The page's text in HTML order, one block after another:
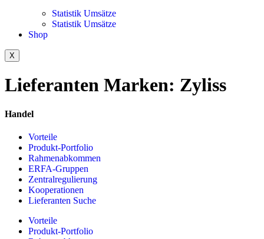
Statistik Umsätze
Statistik Umsätze
Shop
X
Lieferanten Marken: Zyliss
Handel
Vorteile
Produkt-Portfolio
Rahmenabkommen
ERFA-Gruppen
Zentralregulierung
Kooperationen
Lieferanten Suche
Vorteile
Produkt-Portfolio